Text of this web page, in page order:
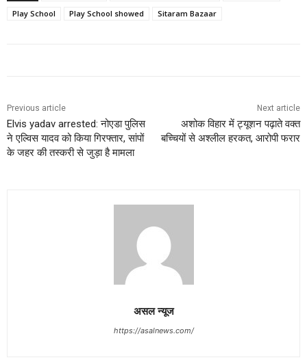
Play School Play School showed Sitaram Bazaar
Previous article
Elvis yadav arrested: नोएडा पुलिस
ने एल्विस यादव को किया गिरफ्तार, सांपों
के जहर की तस्करी से जुड़ा है मामला
Next article
अशोक विहार में ट्यूशन पढ़ाते वक्त
बच्चियों से अश्लील हरकत, आरोपी फरार
असल न्यूज
https://asalnews.com/